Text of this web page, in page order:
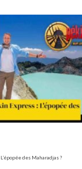
des Maharadjas ?